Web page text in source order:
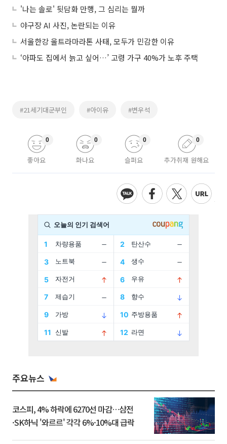
'나는 솔로' 뒷담화 만행, 그 심리는 뭘까
야구장 AI 사진, 논란되는 이유
서울한강 울트라마라톤 사태, 모두가 민감한 이유
‘아파도 집에서 늙고 싶어…’ 고령 가구 40%가 노후 주택
#21세기대군부인 #아이유 #변우석
좋아요
0
화나요
0
슬퍼요
0
추가취재 원해요
0
주요뉴스
코스피, 4% 하락에 6270선 마감…삼전
·SK하닉 '와르르' 각각 6%·10%대 급락